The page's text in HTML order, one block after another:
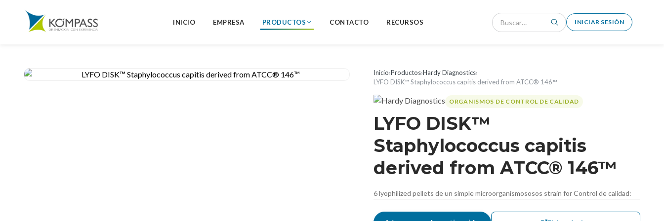
INICIO EMPRESA PRODUCTOS CONTACTO RECURSOS INICIAR SESIÓN
Inicio›Productos›Hardy Diagnostics›
LYFO DISK™ Staphylococcus capitis derived from ATCC® 146™
ORGANISMOS DE CONTROL DE CALIDAD
LYFO DISK™
Staphylococcus capitis
derived from ATCC® 146™
6 lyophilized pellets de un simple microorganismososos strain for Control de calidad: